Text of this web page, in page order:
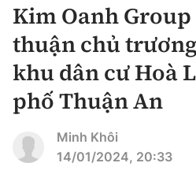
CHUYÊN MỤC
Chính sách
Tiêu điểm
Quy hoạch hạ tầng
Hạ tầng
Đối thoại
Kim Oanh
thuận chủ
khu dân cư Hoà
phố Thuận An
Minh Khôi
14/01/2024, 20:33